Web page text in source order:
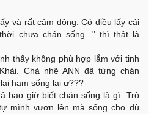
và rất cảm động. Có điều lấy cái
chưa chán sống..." thì thật là
thấy không phù hợp lắm với tinh
Chả nhẽ ANN đã từng chán
ham sống lại ư???
bao giờ biết chán sống là gì. Trò
mình vươn lên mà sống cho dù